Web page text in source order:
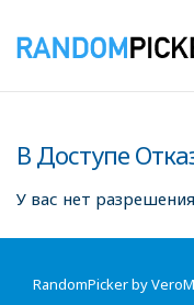
В Доступе
У вас нет
RandomPicker by